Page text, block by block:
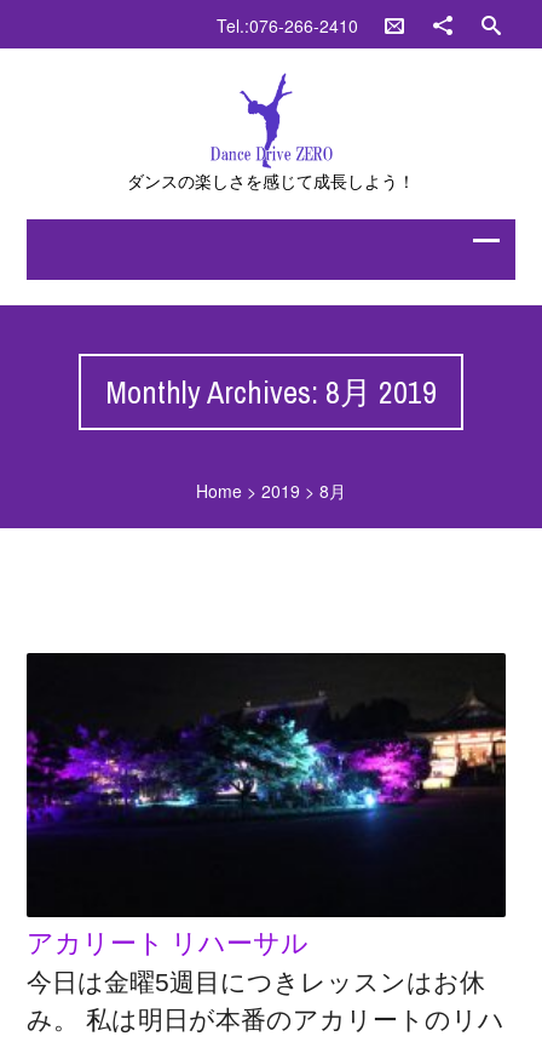
Tel.:076-266-2410
ダンスの楽しさを感じて成長しよう！
Monthly Archives: 8月 2019
Home> 2019 > 8月
アカリート リハーサル
今日は金曜5週目につきレッスンはお休
み。 私は明日が本番のアカリートのリハ